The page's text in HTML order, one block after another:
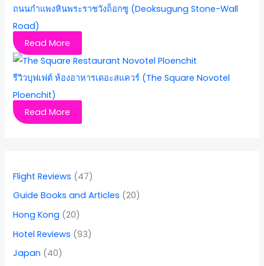
ถนนกำแพงหินพระราชวังถ็อกซู (Deoksugung Stone-Wall
Road)
Read More
รีวิวบุฟเฟต์ ห้องอาหารเดอะสแควร์ (The Square Novotel
Ploenchit)
Read More
Flight Reviews (47)
Guide Books and Articles (20)
Hong Kong (20)
Hotel Reviews (93)
Japan (40)